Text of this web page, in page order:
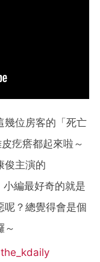
幾位房客的「死亡
疙瘩都起來啦～
俊主演的
小編最好奇的就是
呢？總覺得會是個
～
the_kdaily